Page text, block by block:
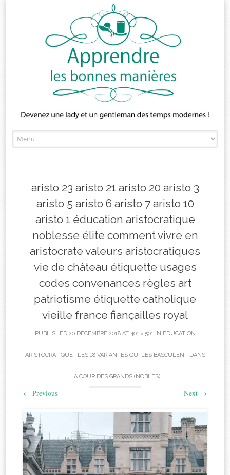
to
aristo 23 aristo 21 aristo 20 aristo 3
aristo 5 aristo 6 aristo 7 aristo 10
aristo 1 éducation aristocratique
noblesse élite comment vivre en
aristocrate valeurs aristocratiques
vie de château étiquette usages
codes convenances règles art
patriotisme étiquette catholique
vieille france fiançailles royal
PUBLISHED 20 DÉCEMBRE 2018AT 401 × 501IN EDUCATION
ARISTOCRATIQUE : LES 18 VARIANTES QUI LES BASCULENT DANS
LA COUR DES GRANDS (NOBLES)
← Previous Next →